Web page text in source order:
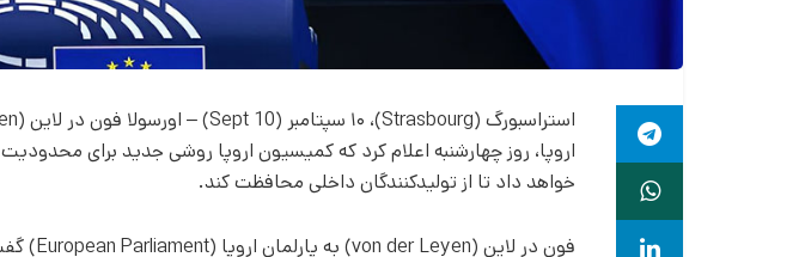
اروپا، روز چهارشنبه اعلام کرد که کمیسیون اروپا روشی جدید برای محدودیت
خواهد داد تا از تولیدکنندگان داخلی محافظت کند.
فون در لاین (von der Leyen) به پارلمان اروپا (European Parliament) گفت: «